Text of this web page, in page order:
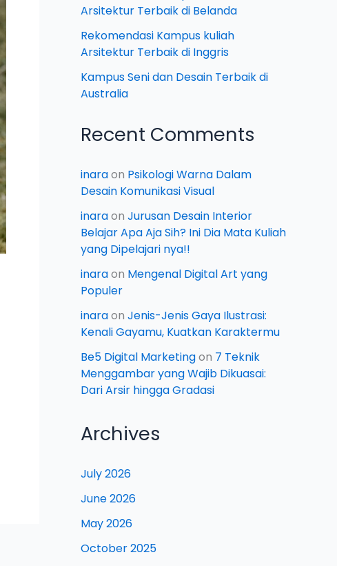
Arsitektur Terbaik di Belanda
Rekomendasi Kampus kuliah
Arsitektur Terbaik di Inggris
Kampus Seni dan Desain Terbaik di
Australia
Recent Comments
inaraon Psikologi Warna Dalam
Desain Komunikasi Visual
inaraon Jurusan Desain Interior
Belajar Apa Aja Sih? Ini Dia Mata Kuliah
yang Dipelajari nya!!
inaraon Mengenal Digital Art yang
Populer
inaraon Jenis-Jenis Gaya Ilustrasi:
Kenali Gayamu, Kuatkan Karaktermu
Be5 Digital Marketingon 7 Teknik
Menggambar yang Wajib Dikuasai:
Dari Arsir hingga Gradasi
Archives
July 2026
June 2026
May 2026
October 2025